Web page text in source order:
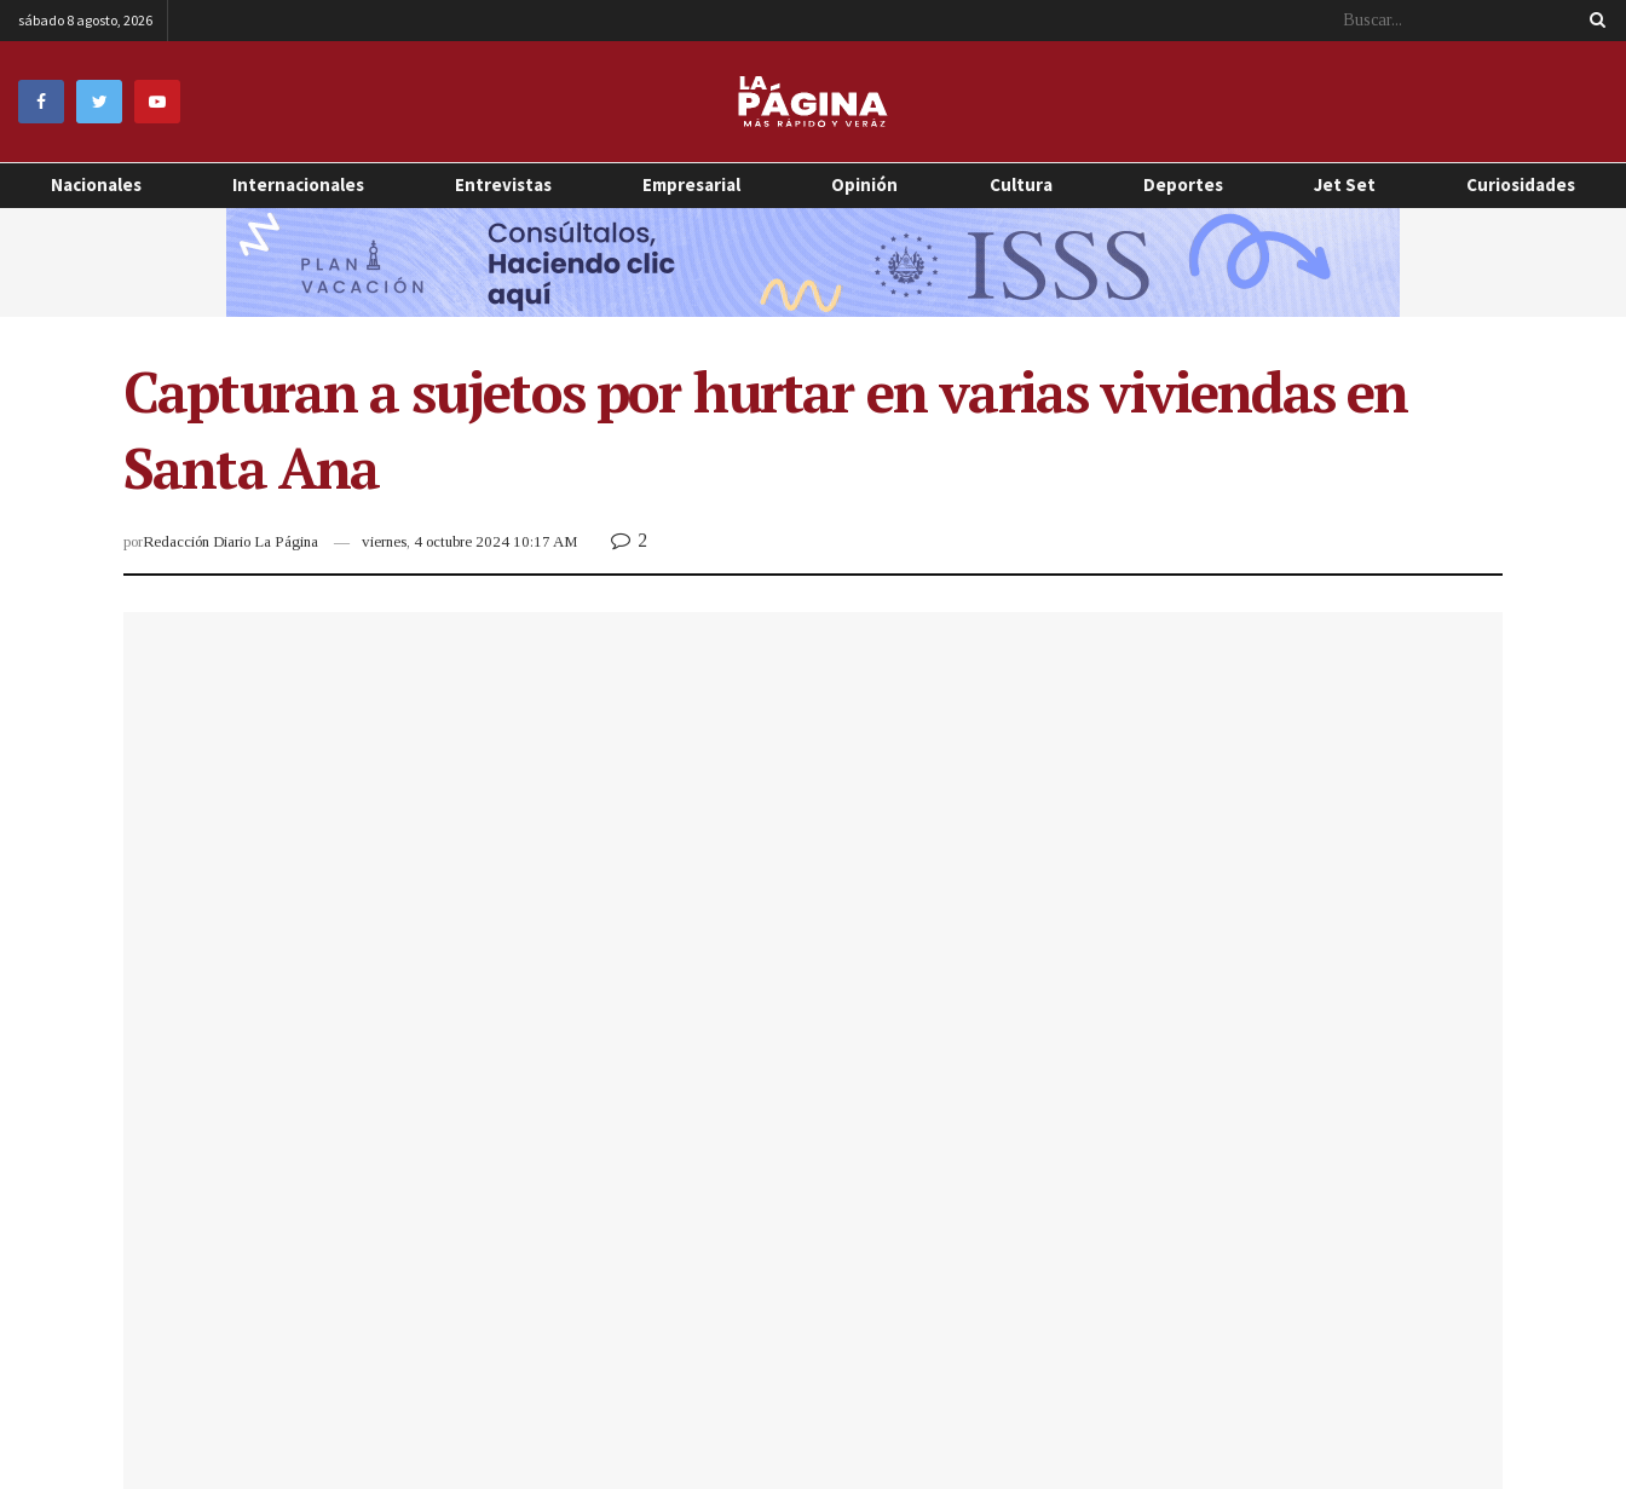
sábado 8 agosto, 2026
Nacionales Internacionales Entrevistas Empresarial Opinión Cultura Deportes Jet Set Curiosidades
Capturan a sujetos por hurtar en varias viviendas en
Santa Ana
porRedacción Diario La Página viernes, 4 octubre 2024 10:17 AM 2